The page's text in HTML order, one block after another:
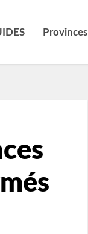
Provinces